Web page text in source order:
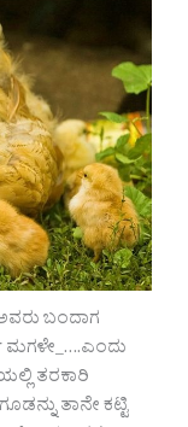
ಬಂದಾಗ
ಮಗಳೇ_….ಎಂದು
ತರಕಾರಿ
ತಾನೇ ಕಟ್ಟಿ